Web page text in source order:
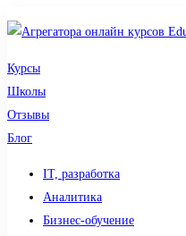
Курсы
Школы
Отзывы
Блог
IT, разработка
Аналитика
Бизнес-обучение